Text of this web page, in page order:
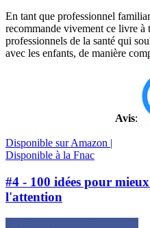
En tant que professionnel
recommande vivement ce livre à
professionnels de la santé qui
avec les enfants, de manière
Avis:
Disponible sur Amazon |
Disponible à la Fnac
#4 - 100 idées pour
l'attention